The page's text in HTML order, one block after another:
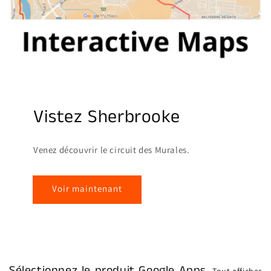
Vistez Sherbrooke
Venez découvrir le circuit des Murales.
Voir maintenant